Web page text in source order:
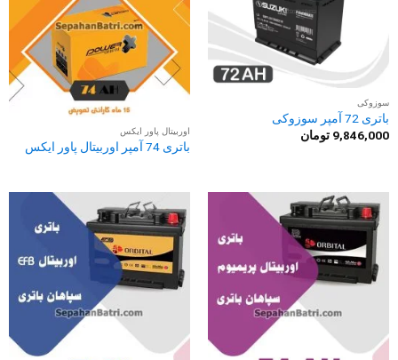
سوزوکی
باتری 72 آمپر سوزوکی
9,846,000 تومان اوربیتال پاور ایکس
باتری 74 آمپر اوربیتال پاور ایکس